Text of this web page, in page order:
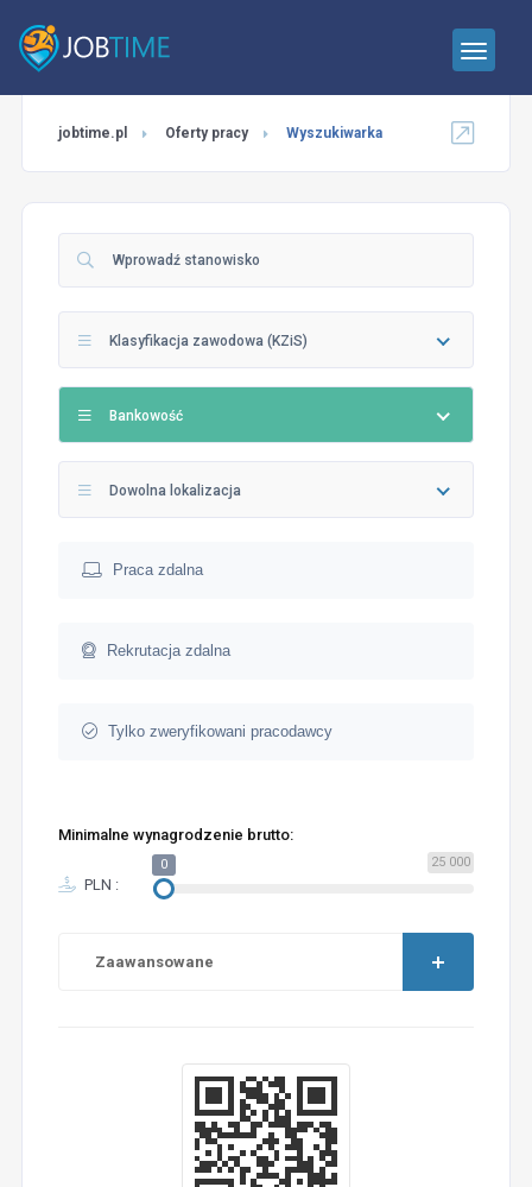
jobtime.pl Oferty pracy Wyszukiwarka
Klasyfikacja zawodowa (KZiS)
Bankowość
Dowolna lokalizacja
Praca zdalna
Rekrutacja zdalna
Tylko zweryfikowani pracodawcy
Minimalne wynagrodzenie brutto:
PLN :
25 000
0
Zaawansowane